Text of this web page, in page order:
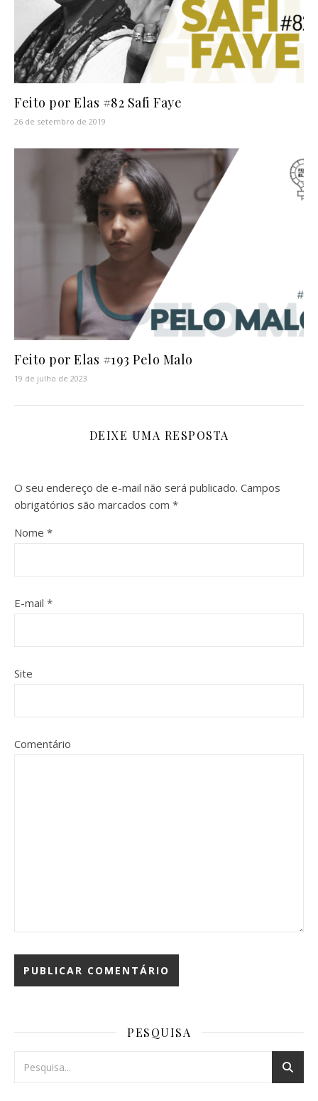
Feito por Elas #82 Safi Faye
26 de setembro de 2019
Feito por Elas #193 Pelo Malo
19 de julho de 2023
DEIXE UMA RESPOSTA
O seu endereço de e-mail não será publicado. Campos
obrigatórios são marcados com *
Nome *
E-mail *
Site
Comentário
PESQUISA